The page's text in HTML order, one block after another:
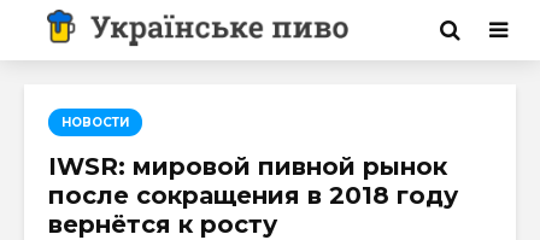
НОВОСТИ
IWSR: мировой пивной рынок
после сокращения в 2018 году
вернётся к росту